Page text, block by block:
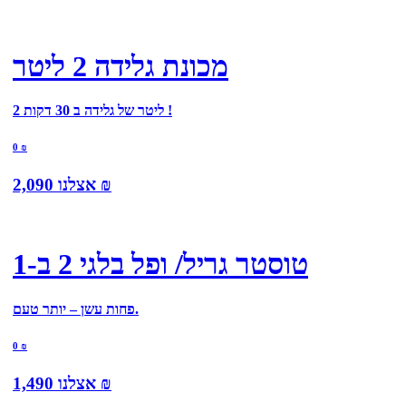
מכונת גלידה 2 ליטר
2 ליטר של גלידה ב 30 דקות !
0 ₪
אצלנו 2,090 ₪
טוסטר גריל/ ופל בלגי 2 ב-1
פחות עשן – יותר טעם.
0 ₪
אצלנו 1,490 ₪